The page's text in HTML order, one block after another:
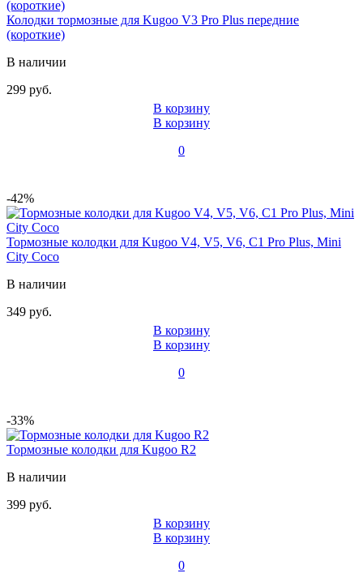
Колодки тормозные для Kugoo V3 Pro Plus передние
(короткие)
В наличии
299 руб.
В корзину
В корзину
0
-42%
Тормозные колодки для Kugoo V4, V5, V6, C1 Pro Plus, Mini
City Coco
В наличии
349 руб.
В корзину
В корзину
0
-33%
Тормозные колодки для Kugoo R2
В наличии
399 руб.
В корзину
В корзину
0